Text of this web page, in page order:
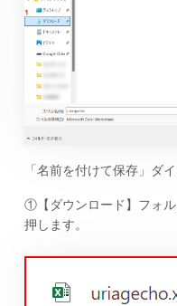
「名前を付けて保存」ダ
①【ダウンロード】フォ
押します。